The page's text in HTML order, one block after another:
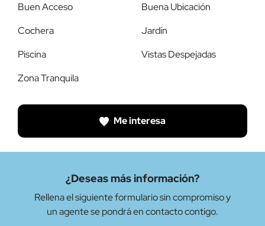
Buen Acceso
Buena Ubicación
Cochera
Jardín
Piscina
Vistas Despejadas
Zona Tranquila
Me interesa
¿Deseas más información?
Rellena el siguiente formulario sin compromiso y
un agente se pondrá en contacto contigo.